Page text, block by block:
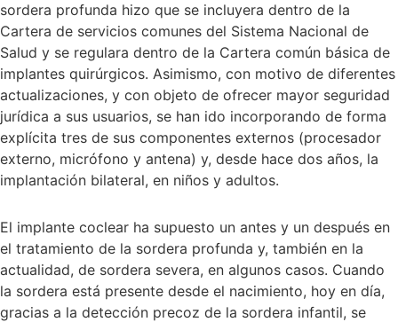
sordera profunda hizo que se incluyera dentro de la
Cartera de servicios comunes del Sistema Nacional de
Salud y se regulara dentro de la Cartera común básica de
implantes quirúrgicos. Asimismo, con motivo de diferentes
actualizaciones, y con objeto de ofrecer mayor seguridad
jurídica a sus usuarios, se han ido incorporando de forma
explícita tres de sus componentes externos (procesador
externo, micrófono y antena) y, desde hace dos años, la
implantación bilateral, en niños y adultos.
El implante coclear ha supuesto un antes y un después en
el tratamiento de la sordera profunda y, también en la
actualidad, de sordera severa, en algunos casos. Cuando
la sordera está presente desde el nacimiento, hoy en día,
gracias a la detección precoz de la sordera infantil, se